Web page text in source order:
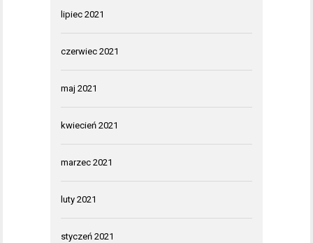
lipiec 2021
czerwiec 2021
maj 2021
kwiecień 2021
marzec 2021
luty 2021
styczeń 2021